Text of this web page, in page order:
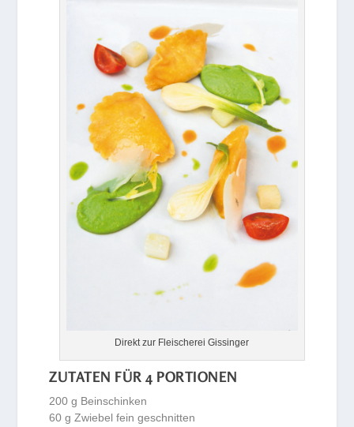
Direkt zur Fleischerei Gissinger
ZUTATEN FÜR 4 PORTIONEN
200 g Beinschinken
60 g Zwiebel fein geschnitten